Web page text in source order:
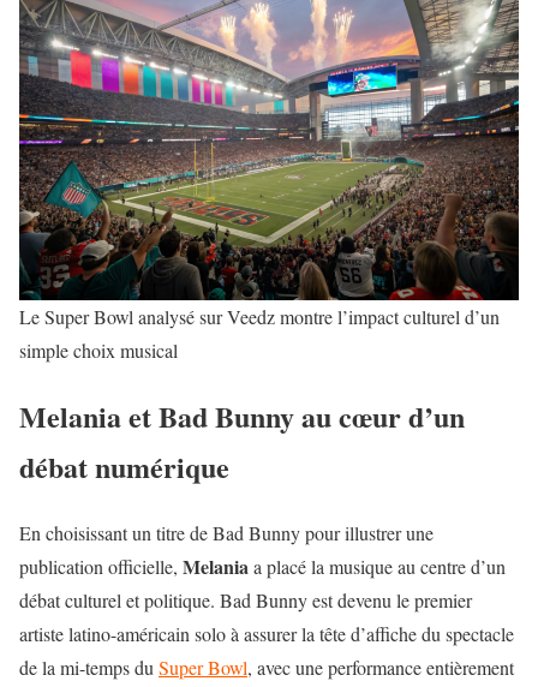
Le Super Bowl analysé sur Veedz montre l’impact culturel d’un
simple choix musical
Melania et Bad Bunny au cœur d’un
débat numérique
En choisissant un titre de Bad Bunny pour illustrer une
publication officielle, Melaniaa placé la musique au centre d’un
débat culturel et politique. Bad Bunny est devenu le premier
artiste latino-américain solo à assurer la tête d’affiche du spectacle
de la mi-temps du Super Bowl, avec une performance entièrement